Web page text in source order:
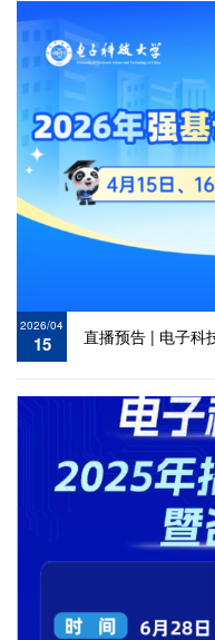
2026/04
15 直播预告 | 电子科